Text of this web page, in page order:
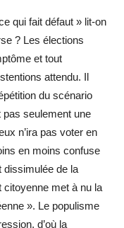
qui fait défaut » lit-on
? Les élections
et tout
attendu. Il
du scénario
pas seulement une
n’ira pas voter en
en moins confuse
dissimulée de la
met à nu la
». Le populisme
d’où la